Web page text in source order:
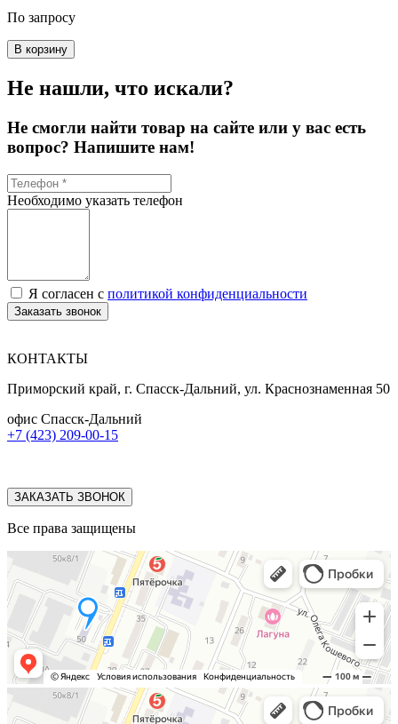
По запросу
В корзину
Не нашли, что искали?
Не смогли найти товар на сайте или у вас есть
вопрос? Напишите нам!
Необходимо указать телефон
Я согласен с политикой конфиденциальности
Заказать звонок
КОНТАКТЫ
Приморский край, г. Спасск-Дальний, ул. Краснознаменная 50
офис Спасск-Дальний
+7 (423) 209-00-15
ЗАКАЗАТЬ ЗВОНОК
Все права защищены